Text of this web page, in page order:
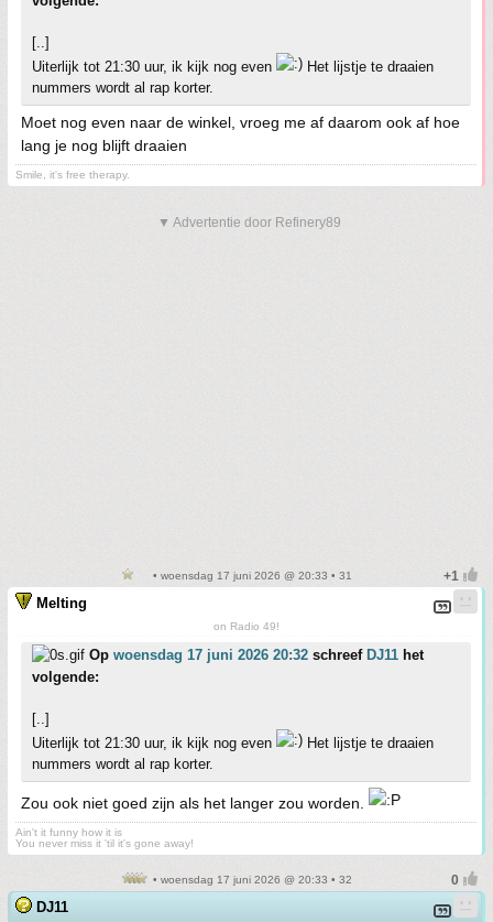
[..]
Uiterlijk tot 21:30 uur, ik kijk nog even
Het lijstje te draaien
nummers wordt al rap korter.
Moet nog even naar de winkel, vroeg me af daarom ook af hoe
lang je nog blijft draaien
Smile, it's free therapy.
▼ Advertentie door Refinery89
• woensdag 17 juni 2026 @ 20:33 • 31
Melting
on Radio 49!
Op woensdag 17 juni 2026 20:32 schreef DJ11 het
volgende:
[..]
Uiterlijk tot 21:30 uur, ik kijk nog even
Het lijstje te draaien
nummers wordt al rap korter.
Zou ook niet goed zijn als het langer zou worden.
Ain't it funny how it is
You never miss it 'til it's gone away!
• woensdag 17 juni 2026 @ 20:33 • 32
DJ11